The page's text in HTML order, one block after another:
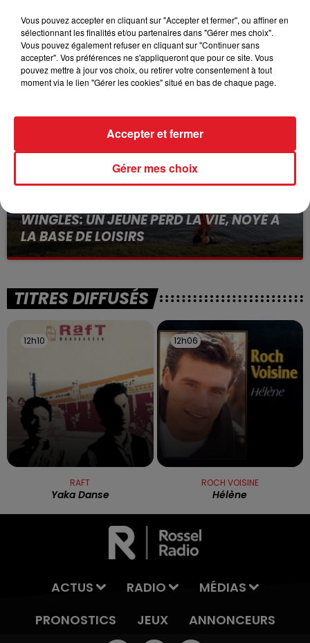
15 juillet 2026
BÉTHUNE: ENQUÊTE POUR HOMICIDE
VOLONTAIRE EN COURS, APRÈS LA...
Selon les premiers éléments, le logement servait
WINGLES: UN JEUNE PERD LA VIE, NOYÉ À
LA BASE DE LOISIRS
La victime a coulé à pic
TITRES DIFFUSÉS
12h10
12h10
RAFT
Yaka Danse
12h06
12h06
ROCH VOISINE
Hélène
ACTUS RADIO
MÉDIAS
PRONOSTICS
JEUX ANNONCEURS
Vous pouvez accepter en cliquant sur "Accepter et fermer", ou affiner en
sélectionnant les finalités et/ou partenaires dans "Gérer mes choix".
Vous pouvez également refuser en cliquant sur "Continuer sans
accepter". Vos préférences ne s'appliqueront que pour ce site. Vous
pouvez mettre à jour vos choix, ou retirer votre consentement à tout
moment via le lien "Gérer les cookies" situé en bas de chaque page.
Gérer mes choix
Accepter et fermer